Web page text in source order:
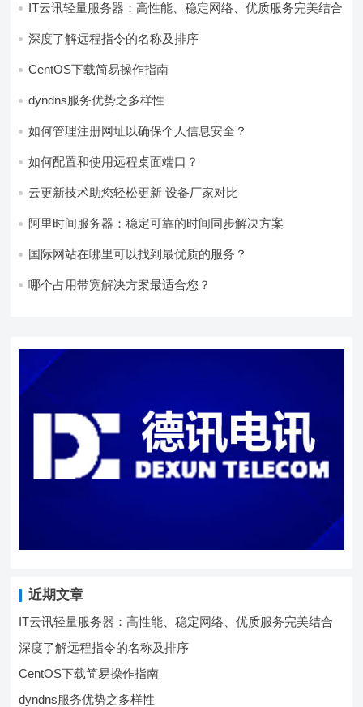
IT云讯轻量服务器：高性能、稳定网络、优质服务完美结合
深度了解远程指令的名称及排序
CentOS下载简易操作指南
dyndns服务优势之多样性
如何管理注册网址以确保个人信息安全？
如何配置和使用远程桌面端口？
云更新技术助您轻松更新 设备厂家对比
阿里时间服务器：稳定可靠的时间同步解决方案
国际网站在哪里可以找到最优质的服务？
哪个占用带宽解决方案最适合您？
近期文章
IT云讯轻量服务器：高性能、稳定网络、优质服务完美结合
深度了解远程指令的名称及排序
CentOS下载简易操作指南
dyndns服务优势之多样性